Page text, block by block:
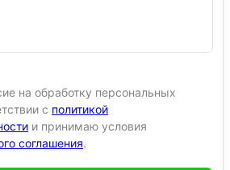
на обработку персональных
с политикой
и принимаю условия
соглашения.